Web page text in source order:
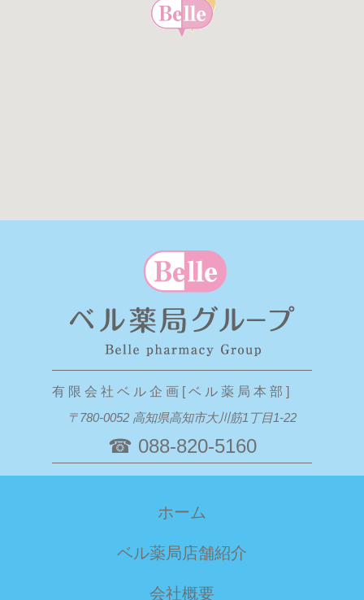
有 限 会 社 ベ ル 企 画 [ ベ ル 薬 局 本 部 ]
〒780-0052 高知県高知市大川筋1丁目1-22
☎ 088-820-5160
ホーム
ベル薬局店舗紹介
会社概要